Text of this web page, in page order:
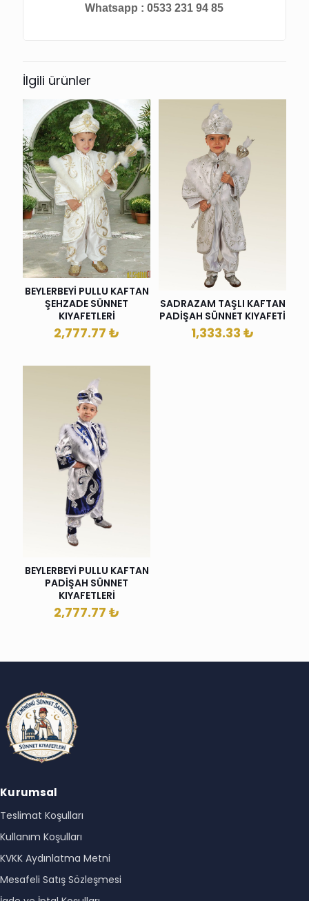
Whatsapp : 0533 231 94 85
İlgili ürünler
BEYLERBEYİ PULLU KAFTAN
ŞEHZADE SÜNNET
KIYAFETLERİ
2,777.77 ₺
SADRAZAM TAŞLI KAFTAN
PADİŞAH SÜNNET KIYAFETİ
1,333.33 ₺
BEYLERBEYİ PULLU KAFTAN
PADİŞAH SÜNNET
KIYAFETLERİ
2,777.77 ₺
Kurumsal
Teslimat Koşulları
Kullanım Koşulları
KVKK Aydınlatma Metni
Mesafeli Satış Sözleşmesi